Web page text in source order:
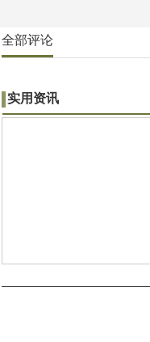
全部评论
实用资讯